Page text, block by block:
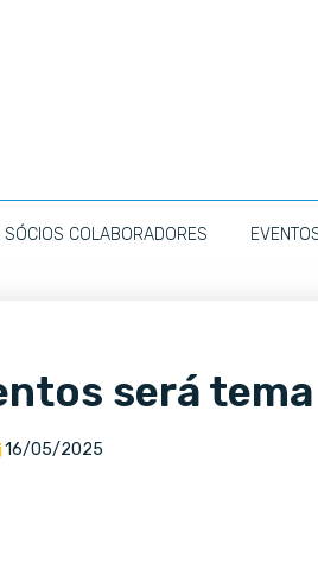
SÓCIOS COLABORADORES
será
16/05/2025